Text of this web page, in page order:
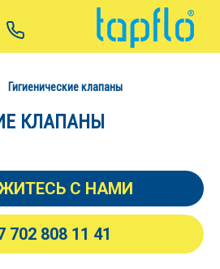
Гигиенические клапаны
КЛАПАНЫ
С НАМИ
702 808 11 41